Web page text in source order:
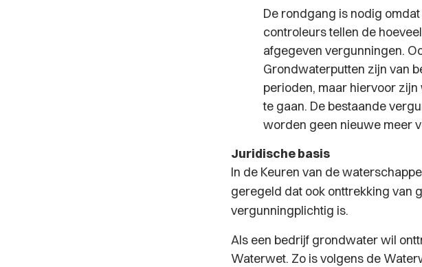
De rondgang is nodig
controleurs tellen de
afgegeven vergunningen.
Grondwaterputten zijn van
perioden, maar hiervoor
te gaan. De bestaande
worden geen nieuwe meer
Juridische basis
In de Keuren van de
geregeld dat ook onttrekking van
vergunningplichtig is.
Als een bedrijf grondwater wil
Waterwet. Zo is volgens de